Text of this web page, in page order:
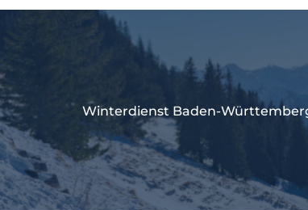
Winterdienst Baden-